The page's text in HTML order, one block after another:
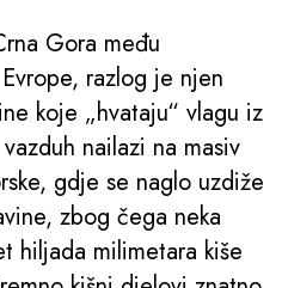
Gora među
razlog je njen
koje „hvataju“ vlagu iz
nailazi na masiv
gdje se naglo uzdiže
zbog čega neka
hiljada milimetara kiše